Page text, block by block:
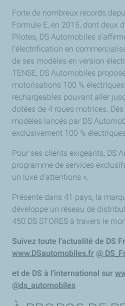
Forte de nombreux records
Formule E, en 2015, dont deux
Pilotes, DS Automobiles
l’électrification en
de ses modèles en version
TENSE, DS Automobiles
motorisations 100 %
rechargeables pouvant aller
dotées de 4 roues motrices.
modèles lancés par DS
exclusivement 100 %
Pour ses clients exigeants, DS
programme de services
un luxe d’attentions ».
Présente dans 41 pays, la
développe un réseau de
450 DS STORES à travers le
Suivez toute l’actualité de DS
www.DSautomobiles.fr @
et de DS à l’international sur
@ds_automobiles